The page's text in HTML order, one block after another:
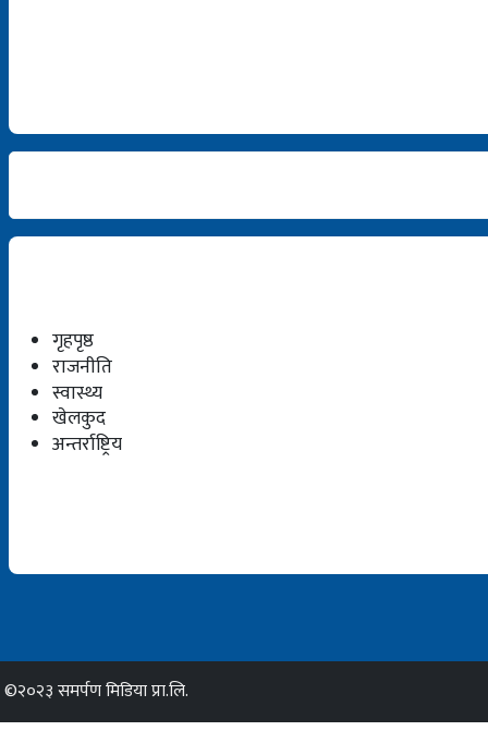
गृहपृष्ठ
राजनीति
स्वास्थ्य
खेलकुद
अन्तर्राष्ट्रिय
©२०२३ समर्पण मिडिया प्रा.लि.